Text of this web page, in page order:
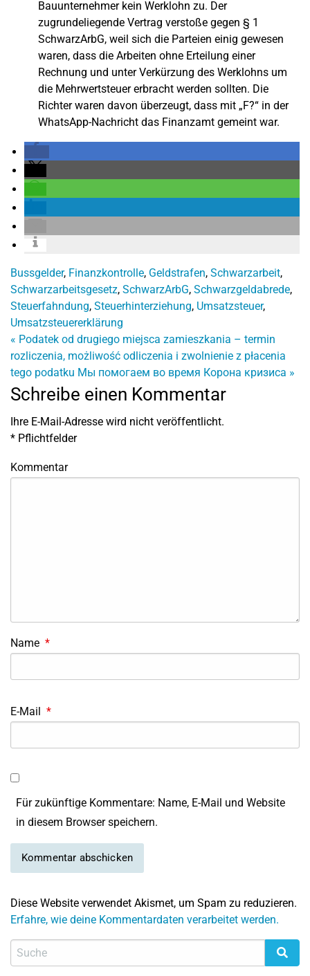
Bauunternehmer kein Werklohn zu. Der
zugrundeliegende Vertrag verstoße gegen § 1
SchwarzArbG, weil sich die Parteien einig gewesen
waren, dass die Arbeiten ohne Erteilung einer
Rechnung und unter Verkürzung des Werklohns um
die Mehrwertsteuer erbracht werden sollten. Die
Richter waren davon überzeugt, dass mit „F?“ in der
WhatsApp-Nachricht das Finanzamt gemeint war.
Bussgelder, Finanzkontrolle, Geldstrafen, Schwarzarbeit,
Schwarzarbeitsgesetz, SchwarzArbG, Schwarzgeldabrede,
Steuerfahndung, Steuerhinterziehung, Umsatzsteuer,
Umsatzsteuererklärung
« Podatek od drugiego miejsca zamieszkania – termin
rozliczenia, możliwość odliczenia i zwolnienie z płacenia
tego podatku Мы помогаем во время Корона кризиса »
Schreibe einen Kommentar
Ihre E-Mail-Adresse wird nicht veröffentlicht.
* Pflichtfelder
Kommentar
Name *
E-Mail *
Für zukünftige Kommentare: Name, E-Mail und Website
in diesem Browser speichern.
Diese Website verwendet Akismet, um Spam zu reduzieren.
Erfahre, wie deine Kommentardaten verarbeitet werden.